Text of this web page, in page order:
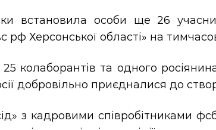
встановила особи ще 26
рф Херсонської області» на
колаборантів та одного
добровільно приєдналися до
з кадровими співробітниками